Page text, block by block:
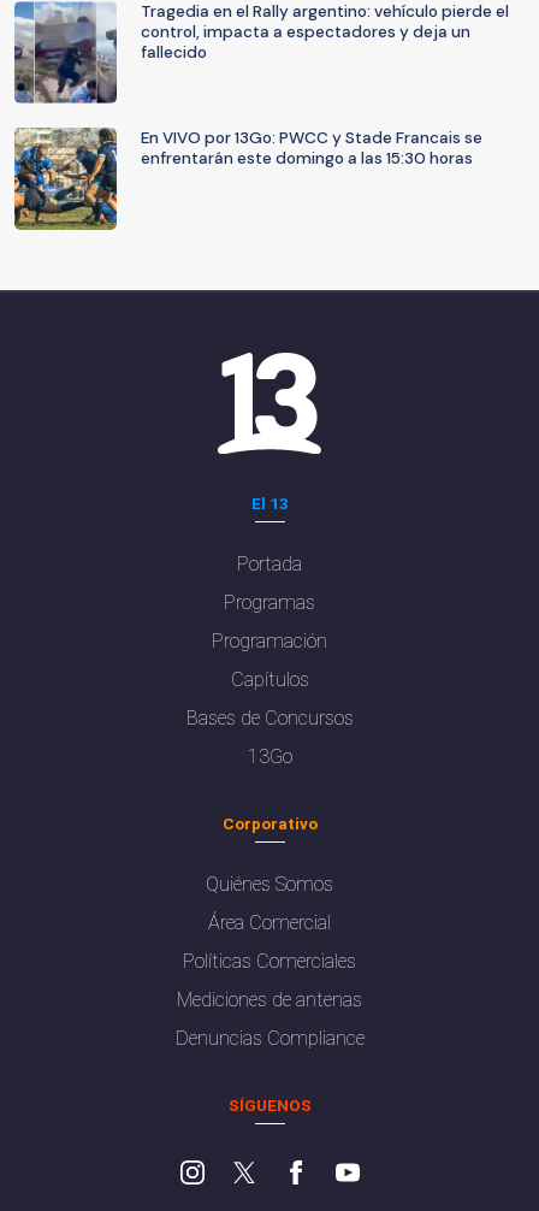
Tragedia en el Rally argentino: vehículo pierde el
control, impacta a espectadores y deja un
fallecido
En VIVO por 13Go: PWCC y Stade Francais se
enfrentarán este domingo a las 15:30 horas
El 13
Portada
Programas
Programación
Capítulos
Bases de Concursos
13Go
Corporativo
Quiénes Somos
Área Comercial
Políticas Comerciales
Mediciones de antenas
Denuncias Compliance
SÍGUENOS